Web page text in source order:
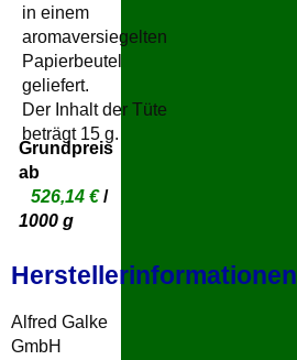
in einem
aromaversiegelten
Papierbeutel
geliefert.
Der Inhalt der Tüte
beträgt 15 g.
Grundpreis
ab
526,14€/
1000 g
Herstellerinformationen
Alfred Galke
GmbH